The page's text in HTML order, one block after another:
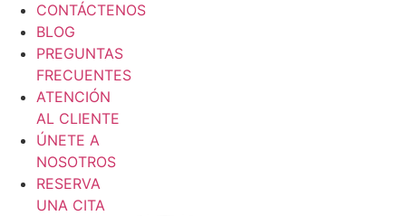
CONTÁCTENOS
BLOG
PREGUNTAS
FRECUENTES
ATENCIÓN
AL CLIENTE
ÚNETE A
NOSOTROS
RESERVA
UNA CITA